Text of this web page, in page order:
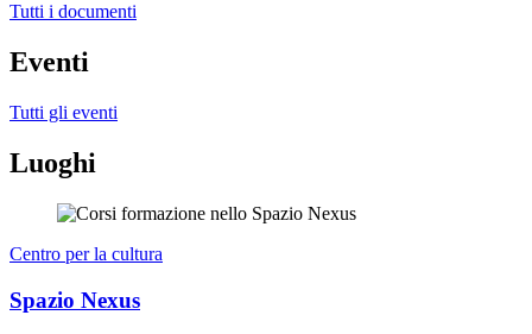
Tutti i documenti
Eventi
Tutti gli eventi
Luoghi
Centro per la cultura
Spazio Nexus